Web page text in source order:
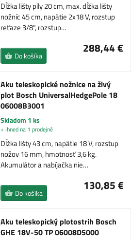
Dĺžka lišty píly 20 cm, max. dĺžka lišty
nožníc 45 cm, napätie 2x18 V, rozstup
reťaze 3/8", rozstup…
288,44 €
Do košíka
Aku teleskopické nožnice na živý
plot Bosch UniversalHedgePole 18
06008B3001
Skladom 1 ks
+ ihned na 1 prodejně
Dĺžka lišty 43 cm, napätie 18 V, rozstup
nožov 16 mm, hmotnosť 3,6 kg.
Akumulátor a nabíjačka nie…
130,85 €
Do košíka
Aku teleskopický plotostrih Bosch
GHE 18V-50 TP 06008D5000